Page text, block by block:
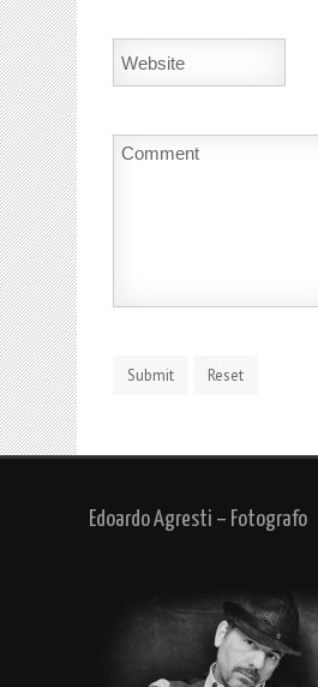
Edoardo Agresti – Fotografo